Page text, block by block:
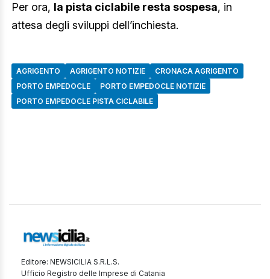
Per ora, la pista ciclabile resta sospesa, in
attesa degli sviluppi dell’inchiesta.
AGRIGENTO AGRIGENTO NOTIZIE
CRONACA AGRIGENTO
PORTO EMPEDOCLE
PORTO EMPEDOCLE NOTIZIE
PORTO EMPEDOCLE PISTA CICLABILE
Editore: NEWSICILIA S.R.L.S.
Ufficio Registro delle Imprese di Catania